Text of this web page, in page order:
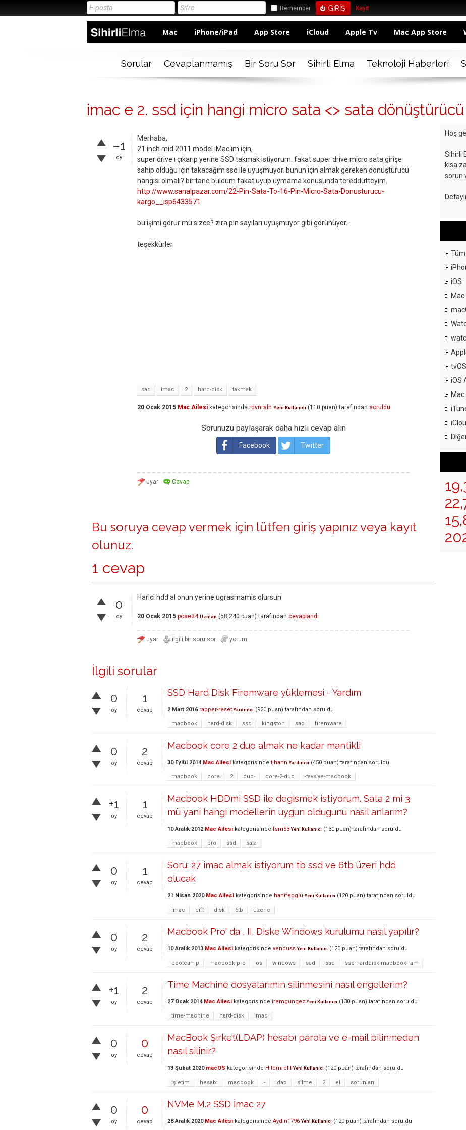
Remember Kayıt
Mac iPhone/iPad App Store iCloud Apple Tv Mac App Store
Sorular Cevaplanmamış Bir Soru Sor Sihirli Elma Teknoloji Haberleri
imac e 2. ssd için hangi micro sata <> sata
–1
oy
Merhaba,
21 inch mid 2011 model iMac im için,
super drive ı çıkarıp yerine SSD takmak istiyorum. fakat super drive micro sata girişe
sahip olduğu için takacağım ssd ile uyuşmuyor. bunun için almak gereken dönüştürücü
hangisi olmalı? bir tane buldum fakat uyup uymama konusunda tereddütteyim.
http://www.sanalpazar.com/22-Pin-Sata-To-16-Pin-Micro-Sata-Donusturucu-
kargo__isp6433571
bu işimi görür mü sizce? zira pin sayıları uyuşmuyor gibi görünüyor..
teşekkürler
sad imac 2 hard-disk takmak
20 Ocak 2015 Mac Ailesi kategorisinde rdvnrsln Yeni Kullanıcı (110 puan) tarafından soruldu
Sorunuzu paylaşarak daha hızlı cevap alın
Facebook Twitter
Bu soruya cevap vermek için lütfen giriş yapınız veya kayıt
olunuz.
1 cevap
0
oy
Harici hdd al onun yerine ugrasmamis olursun
20 Ocak 2015 pose34 Uzman (58,240 puan) tarafından cevaplandı
İlgili sorular
0
oy
1
cevap
SSD Hard Disk Firemware yüklemesi - Yardım
2 Mart 2016 rapper-reset Yardımcı (920 puan) tarafından soruldu
macbook hard-disk ssd kingston sad firemware
0
oy
2
cevap
Macbook core 2 duo almak ne kadar mantikli
30 Eylül 2014 Mac Ailesi kategorisinde tjhann Yardımcı (450 puan) tarafından soruldu
macbook core 2 duo- core-2-duo -tavsiye-macbook
+1
oy
1
cevap
Macbook HDDmi SSD ile degismek istiyorum. Sata 2 mi 3
mü yani hangi modellerin uygun oldugunu nasil anlarim?
10 Aralık 2012 Mac Ailesi kategorisinde fsm53 Yeni Kullanıcı (130 puan) tarafından soruldu
macbook pro ssd sata
0
oy
1
cevap
Soru: 27 imac almak istiyorum tb ssd ve 6tb üzeri hdd
olucak
21 Nisan 2020 Mac Ailesi kategorisinde hanifeoglu Yeni Kullanıcı (120 puan) tarafından soruldu
imac cift disk 6tb üzerie
0
oy
2
cevap
Macbook Pro' da , II. Diske Windows kurulumu nasıl yapılır?
10 Aralık 2013 Mac Ailesi kategorisinde venduss Yeni Kullanıcı (120 puan) tarafından soruldu
bootcamp macbook-pro os windows sad ssd ssd-harddisk-macbook-ram
+1
oy
2
cevap
Time Machine dosyalarımın silinmesini nasıl engellerim?
27 Ocak 2014 Mac Ailesi kategorisinde iremgungez Yeni Kullanıcı (130 puan) tarafından soruldu
time-machine hard-disk imac
0
oy
0
cevap
MacBook Şirket(LDAP) hesabı parola ve e-mail bilinmeden
nasıl silinir?
13 Şubat 2020 macOS kategorisinde Hlldmrelll Yeni Kullanıcı (120 puan) tarafından soruldu
işletim hesabı macbook - ldap silme 2 el sorunları
0
oy
0
cevap
NVMe M.2 SSD İmac 27
28 Aralık 2020 Mac Ailesi kategorisinde Aydin1796 Yeni Kullanıcı (120 puan) tarafından soruldu
Hoş
Sihirli
kısa
sorun
iOS
tvOS
iOS